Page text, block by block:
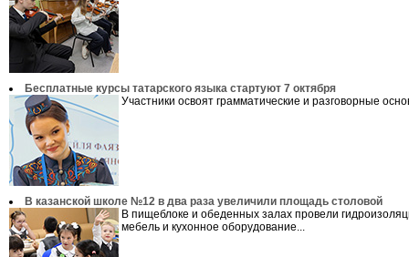
Бесплатные курсы татарского языка стартуют 7 октября
Участники освоят грамматические и разговорные
В казанской школе №12 в два раза увеличили площадь столовой
В пищеблоке и обеденных залах провели
мебель и кухонное оборудование...